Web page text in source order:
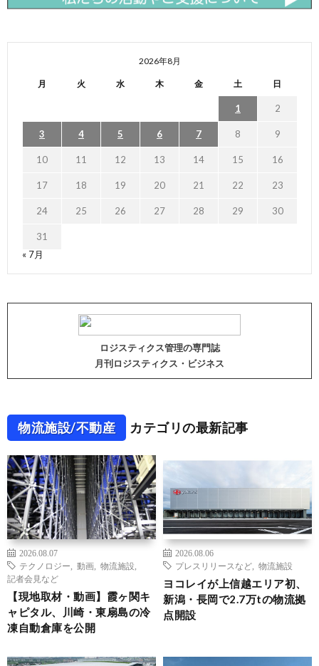
2026年8月
月 火 水 木 金 土 日
1 2
3 4 5 6 7 8 9
10 11 12 13 14 15 16
17 18 19 20 21 22 23
24 25 26 27 28 29 30
31
« 7月
ロジスティクス管理の専門誌
月刊ロジスティクス・ビジネス
物流施設/不動産 カテゴリの最新記事
2026.08.07
テクノロジー
動画 物流施設
記者会見など
【現地取材・動画】霞ヶ関キ
ャピタル、川崎・東扇島の冷
凍自動倉庫を公開
2026.08.06
プレスリリースなど
物流施設
ヨコレイが上信越エリア初、
新潟・長岡で2.7万tの物流拠
点開設